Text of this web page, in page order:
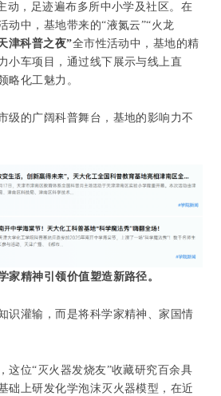
动，足迹遍布多所中小学及社区。在
动中，基地带来的“液氮云”“火龙
津科普之夜”全市性活动中，基地的精
小车项目，通过线下展示与线上直
略化工魅力。
级的广阔科普舞台，基地的影响力不
家精神引领价值塑造新路径。
识灌输，而是将科学家精神、家国情
这位“灭火器发烧友”收藏研究百余具
础上研发化学泡沫灭火器模型，在近